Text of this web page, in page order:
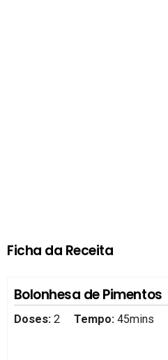
Ficha da Receita
Bolonhesa de Pimentos
Doses: 2 Tempo: 45mins